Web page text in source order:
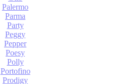
Palermo
Parma
Party
Peggy
Pepper
Poesy
Polly
Portofino
Prodigy